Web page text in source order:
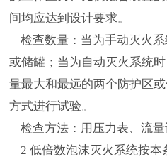
间均应达到设计要求。
检查数量：当为手动灭火
或储罐；当为自动灭火系统
量最大和最远的两个防护区
方式进行试验。
检查方法：用压力表、流量
2 低倍数泡沫灭火系统按本